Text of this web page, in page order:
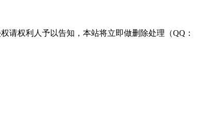
请权利人予以告知，本站将立即做删除处理（QQ：